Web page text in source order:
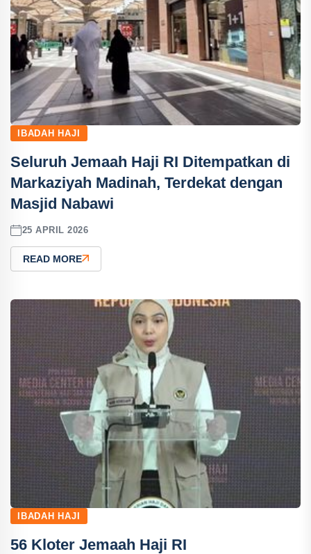
IBADAH HAJI
Seluruh Jemaah Haji RI Ditempatkan di
Markaziyah Madinah, Terdekat dengan
Masjid Nabawi
25 APRIL 2026
READ MORE
IBADAH HAJI
56 Kloter Jemaah Haji RI